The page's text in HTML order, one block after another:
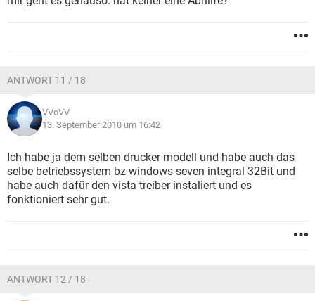
ANTWORT 11 / 18
VVoVV
13. September 2010 um 16:42
Ich habe ja dem selben drucker modell und habe auch das
selbe betriebssystem bz windows seven integral 32Bit und
habe auch dafür den vista treiber instaliert und es
fonktioniert sehr gut.
ANTWORT 12 / 18